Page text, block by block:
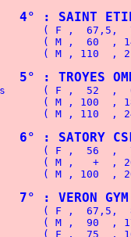
4° : SAINT
( F ,  67,5,
( M ,  60  ,
( M , 110  ,
5° : TROYES
( F ,  52  ,
( M , 100  ,
( M , 110  ,
6° : SATORY
( F ,  56  ,
( M ,   +  ,
( M , 100  ,
7° : VERON
( F ,  67,5,
( M ,  90  ,
( F ,  75  ,